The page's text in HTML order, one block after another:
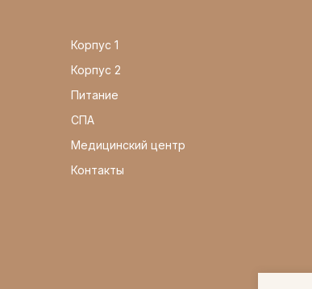
Корпус 1
Корпус 2
Питание
СПА
Медицинский центр
Контакты